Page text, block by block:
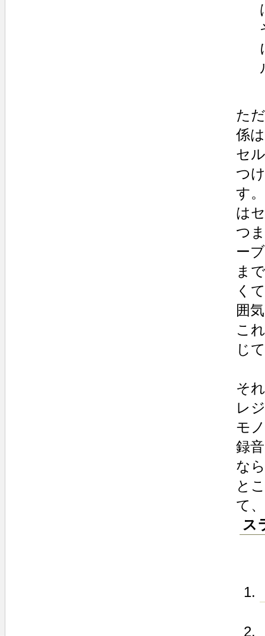
た
係
セ
つ
す
は
つ
ー
ま
く
囲
こ
じ
そ
レ
モ
録
な
と
て
ス